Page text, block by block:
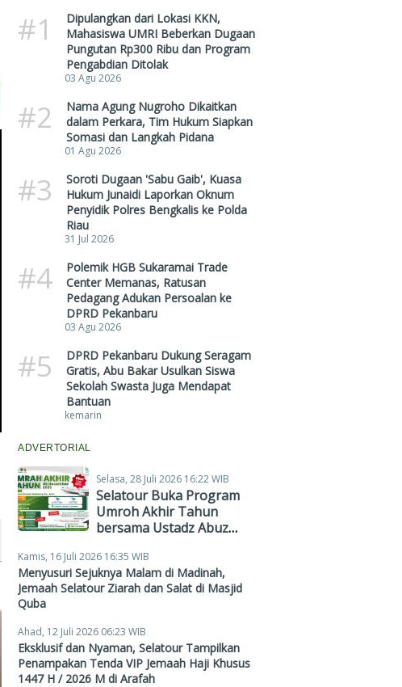
#1
Dipulangkan dari Lokasi KKN,
Mahasiswa UMRI Beberkan Dugaan
Pungutan Rp300 Ribu dan Program
Pengabdian Ditolak
03 Agu 2026
#2
Nama Agung Nugroho Dikaitkan
dalam Perkara, Tim Hukum Siapkan
Somasi dan Langkah Pidana
01 Agu 2026
#3
Soroti Dugaan 'Sabu Gaib', Kuasa
Hukum Junaidi Laporkan Oknum
Penyidik Polres Bengkalis ke Polda
Riau
31 Jul 2026
#4
Polemik HGB Sukaramai Trade
Center Memanas, Ratusan
Pedagang Adukan Persoalan ke
DPRD Pekanbaru
03 Agu 2026
#5
DPRD Pekanbaru Dukung Seragam
Gratis, Abu Bakar Usulkan Siswa
Sekolah Swasta Juga Mendapat
Bantuan
kemarin
ADVERTORIAL
Selasa, 28 Juli 2026 16:22 WIB
Selatour Buka Program
Umroh Akhir Tahun
bersama Ustadz Abuz
Mulai Rp38,4 Juta
Kamis, 16 Juli 2026 16:35 WIB
Menyusuri Sejuknya Malam di Madinah,
Jemaah Selatour Ziarah dan Salat di Masjid
Quba
Ahad, 12 Juli 2026 06:23 WIB
Eksklusif dan Nyaman, Selatour Tampilkan
Penampakan Tenda VIP Jemaah Haji Khusus
1447 H / 2026 M di Arafah